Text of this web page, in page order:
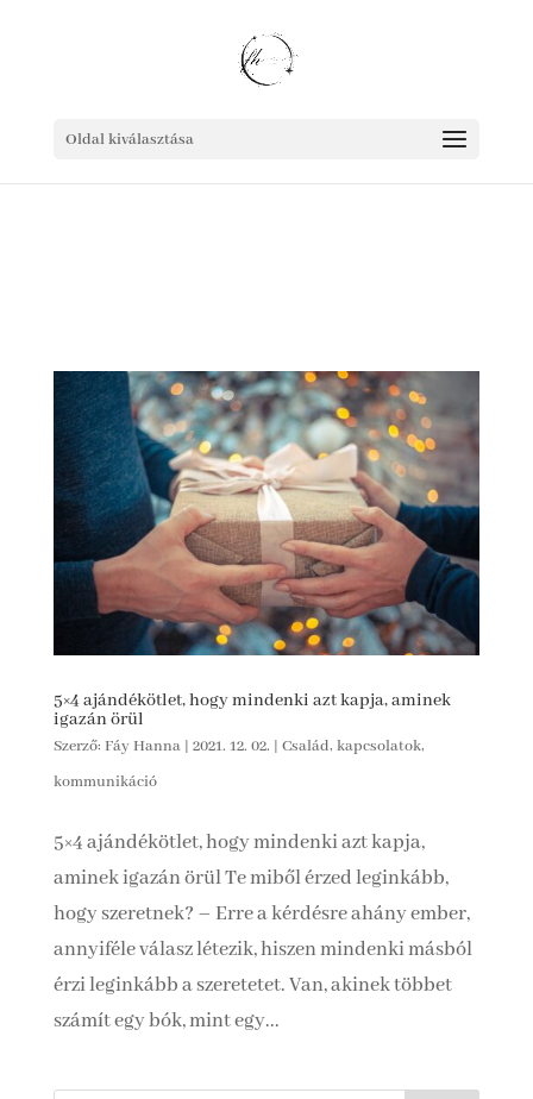
Oldal kiválasztása
5×4 ajándékötlet, hogy mindenki azt kapja, aminek
igazán örül
Szerző: Fáy Hanna| 2021. 12. 02. | Család, kapcsolatok,
kommunikáció
5×4 ajándékötlet, hogy mindenki azt kapja,
aminek igazán örül Te miből érzed leginkább,
hogy szeretnek? – Erre a kérdésre ahány ember,
annyiféle válasz létezik, hiszen mindenki másból
érzi leginkább a szeretetet. Van, akinek többet
számít egy bók, mint egy...